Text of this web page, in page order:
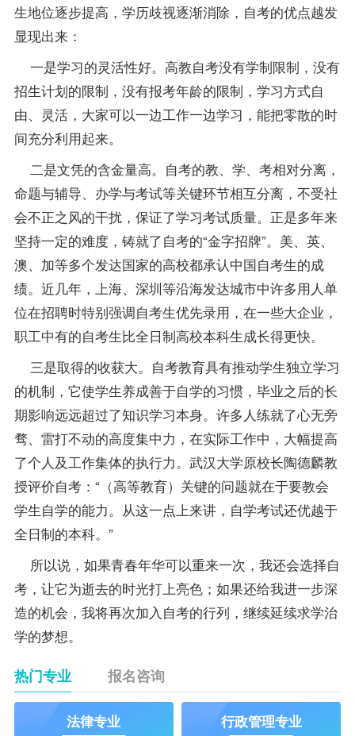
生地位逐步提高，学历歧视逐渐消除，自考的优点越发
显现出来：
一是学习的灵活性好。高教自考没有学制限制，没有
招生计划的限制，没有报考年龄的限制，学习方式自
由、灵活，大家可以一边工作一边学习，能把零散的时
间充分利用起来。
二是文凭的含金量高。自考的教、学、考相对分离，
命题与辅导、办学与考试等关键环节相互分离，不受社
会不正之风的干扰，保证了学习考试质量。正是多年来
坚持一定的难度，铸就了自考的“金字招牌”。美、英、
澳、加等多个发达国家的高校都承认中国自考生的成
绩。近几年，上海、深圳等沿海发达城市中许多用人单
位在招聘时特别强调自考生优先录用，在一些大企业，
职工中有的自考生比全日制高校本科生成长得更快。
三是取得的收获大。自考教育具有推动学生独立学习
的机制，它使学生养成善于自学的习惯，毕业之后的长
期影响远远超过了知识学习本身。许多人练就了心无旁
骛、雷打不动的高度集中力，在实际工作中，大幅提高
了个人及工作集体的执行力。武汉大学原校长陶德麟教
授评价自考：“（高等教育）关键的问题就在于要教会
学生自学的能力。从这一点上来讲，自学考试还优越于
全日制的本科。”
所以说，如果青春年华可以重来一次，我还会选择自
考，让它为逝去的时光打上亮色；如果还给我进一步深
造的机会，我将再次加入自考的行列，继续延续求学治
学的梦想。
热门专业 报名咨询
法律专业 行政管理专业